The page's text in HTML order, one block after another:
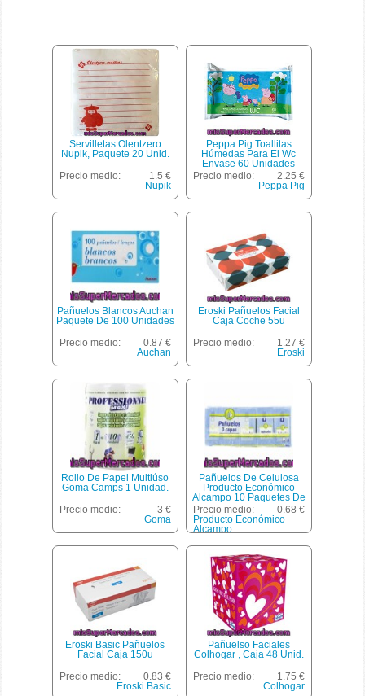
Servilletas Olentzero
Nupik, Paquete 20 Unid.
Precio medio:
1.5 €
Nupik
Peppa Pig Toallitas
Húmedas Para El Wc
Envase 60 Unidades
Precio medio:
2.25 €
Peppa Pig
Pañuelos Blancos Auchan
Paquete De 100 Unidades
Precio medio:
0.87 €
Auchan
Eroski Pañuelos Facial
Caja Coche 55u
Precio medio:
1.27 €
Eroski
Rollo De Papel Multiúso
Goma Camps 1 Unidad.
Precio medio:
3 €
Goma
Pañuelos De Celulosa
Producto Económico
Alcampo 10 Paquetes De
10 Unidades
Precio medio:
0.68 €
Producto Económico
Alcampo
Eroski Basic Pañuelos
Facial Caja 150u
Precio medio:
0.83 €
Eroski Basic
Pañuelso Faciales
Colhogar , Caja 48 Unid.
Precio medio:
1.75 €
Colhogar